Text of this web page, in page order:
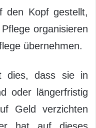
den Kopf gestellt,
organisieren
übernehmen.
dies, dass sie in
oder längerfristig
Geld verzichten